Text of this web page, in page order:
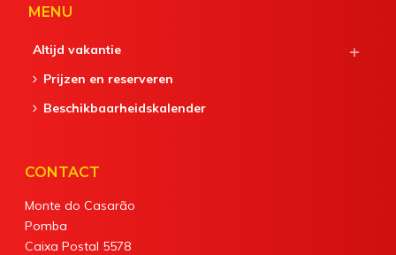
MENU
Altijd vakantie
Prijzen en reserveren
Beschikbaarheidskalender
CONTACT
Monte do Casarão
Pomba
Caixa Postal 5578